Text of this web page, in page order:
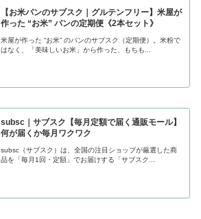
【お米パンのサブスク｜グルテンフリー】米屋が
作った “お米” パンの定期便《2本セット》
米屋が作った “お米” のパンのサブスク（定期便）。米粉で
はなく、「美味しいお米」から作った、もちも...
subsc｜サブスク【毎月定額で届く通販モール】
何が届くか毎月ワクワク
subsc（サブスク）は、全国の注目ショップが厳選した商
品を「毎月1回・定額」でお届けする「サブスク...